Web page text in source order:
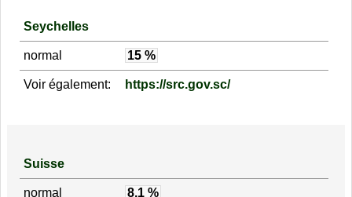
Seychelles
normal 15 %
Voir également: https://src.gov.sc/
Suisse
normal 8,1 %